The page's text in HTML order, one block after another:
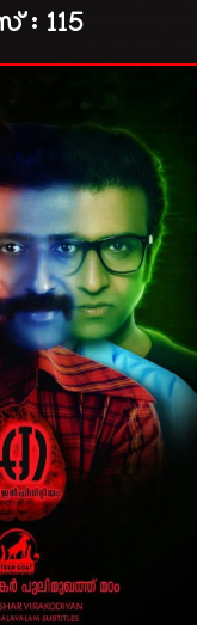
: 115